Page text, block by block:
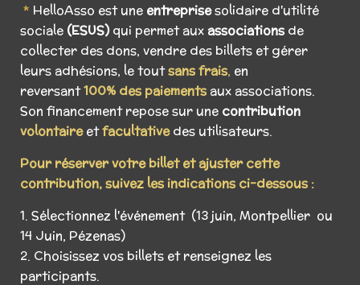
* HelloAsso est une entreprisesolidaire d'utilité
sociale (ESUS) qui permet auxassociations de
collecter des dons, vendre des billets et gérer
leurs adhésions, le toutsans frais, en
reversant100% des paiements aux associations.
Son financement repose sur une contribution
volontaireetfacultativedes utilisateurs.
Pour réserver votre billet et ajuster cette
contribution, suivez les indications ci-dessous :
1. Sélectionnez l'événement (13 juin, Montpellier ou
14 Juin, Pézenas)
2. Choisissez vos billets et renseignez les
participants.